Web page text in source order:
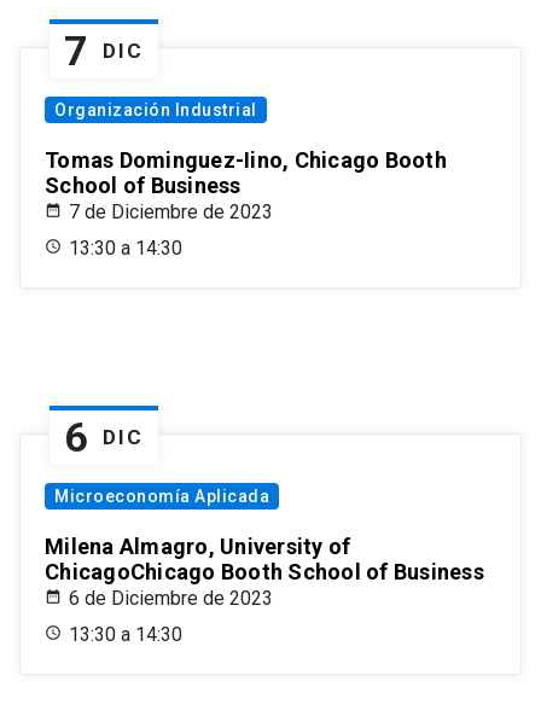
7 DIC
Organización Industrial
Tomas Dominguez-Iino, Chicago Booth
School of Business
7 de Diciembre de 2023
13:30 a 14:30
6 DIC
Microeconomía Aplicada
Milena Almagro, University of
ChicagoChicago Booth School of Business
6 de Diciembre de 2023
13:30 a 14:30